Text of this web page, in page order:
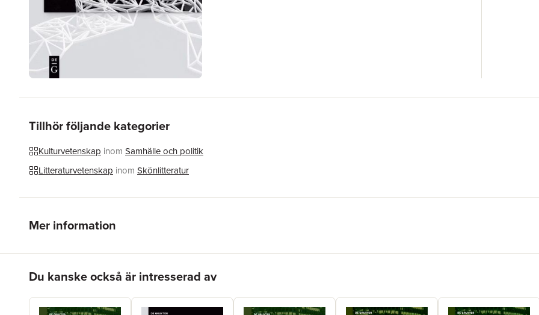
Tillhör följande kategorier
Kulturvetenskap inom Samhälle och politik
Litteraturvetenskap inom Skönlitteratur
Mer information
Du kanske också är intresserad av